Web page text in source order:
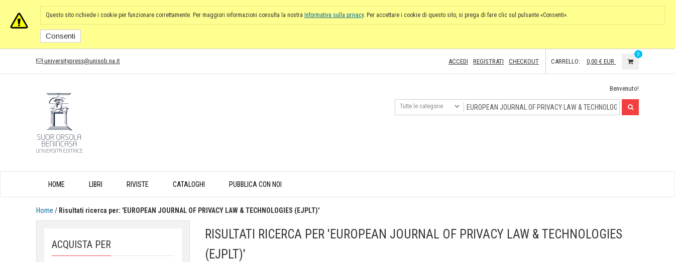
Questo sito richiede i cookie per funzionare correttamente. Per maggiori informazioni consulta la nostra Informativa sulla privacy. Per accettare i cookie di questo sito, si prega di fare clic sul pulsante «Consenti».
Consenti
universitypress@unisob.na.it ACCEDI REGISTRATI CHECKOUT CARRELLO: 0,00 € EUR
0
Benvenuto!
HOME LIBRI RIVISTE CATALOGHI PUBBLICA CON NOI
Home / Risultati ricerca per: 'EUROPEAN JOURNAL OF PRIVACY LAW & TECHNOLOGIES (EJPLT)'
ACQUISTA PER
RISULTATI RICERCA PER 'EUROPEAN JOURNAL OF PRIVACY LAW & TECHNOLOGIES
(EJPLT)'